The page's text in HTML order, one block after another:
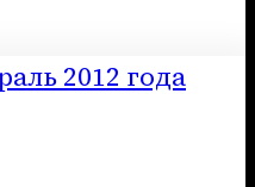
февраль